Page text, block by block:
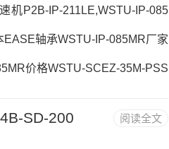
机P2B-IP-211LE,WSTU-IP-085
轴承WSTU-IP-085MR厂家
价格WSTU-SCEZ-35M-PSS
4T-02473/02420，6976M热销
阅读全文
SD-200